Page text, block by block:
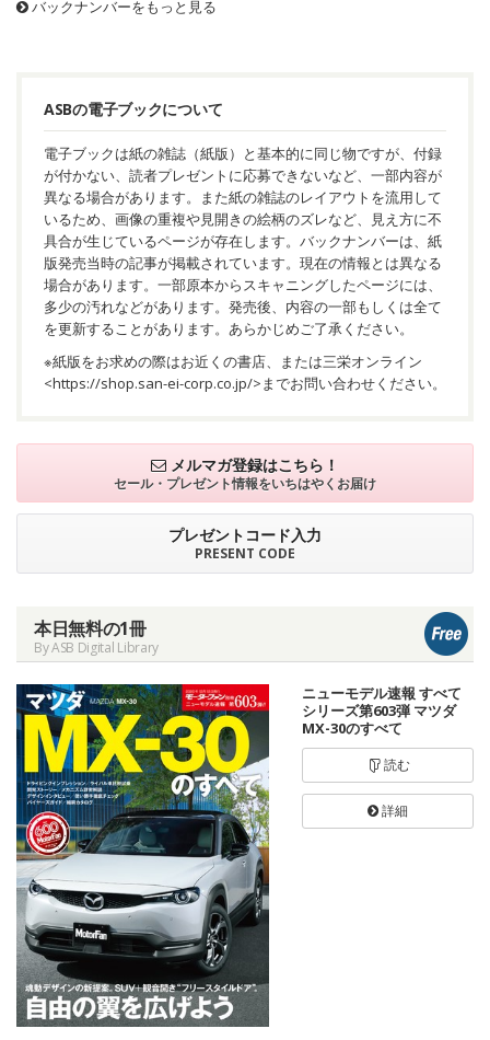
バックナンバーをもっと見る
ASBの電子ブックについて
電子ブックは紙の雑誌（紙版）と基本的に同じ物ですが、付録
が付かない、読者プレゼントに応募できないなど、一部内容が
異なる場合があります。また紙の雑誌のレイアウトを流用して
いるため、画像の重複や見開きの絵柄のズレなど、見え方に不
具合が生じているページが存在します。バックナンバーは、紙
版発売当時の記事が掲載されています。現在の情報とは異なる
場合があります。一部原本からスキャニングしたページには、
多少の汚れなどがあります。発売後、内容の一部もしくは全て
を更新することがあります。あらかじめご了承ください。
※紙版をお求めの際はお近くの書店、または三栄オンライン
<https://shop.san-ei-corp.co.jp/>までお問い合わせください。
メルマガ登録はこちら！
セール・プレゼント情報をいちはやくお届け
プレゼントコード入力
PRESENT CODE
本日無料の1冊
By ASB Digital Library
ニューモデル速報 すべて
シリーズ第603弾 マツダ
MX-30のすべて
読む
詳細